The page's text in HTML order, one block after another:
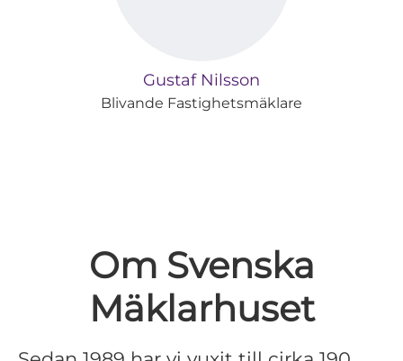
Gustaf Nilsson
Blivande Fastighetsmäklare
Om Svenska
Mäklarhuset